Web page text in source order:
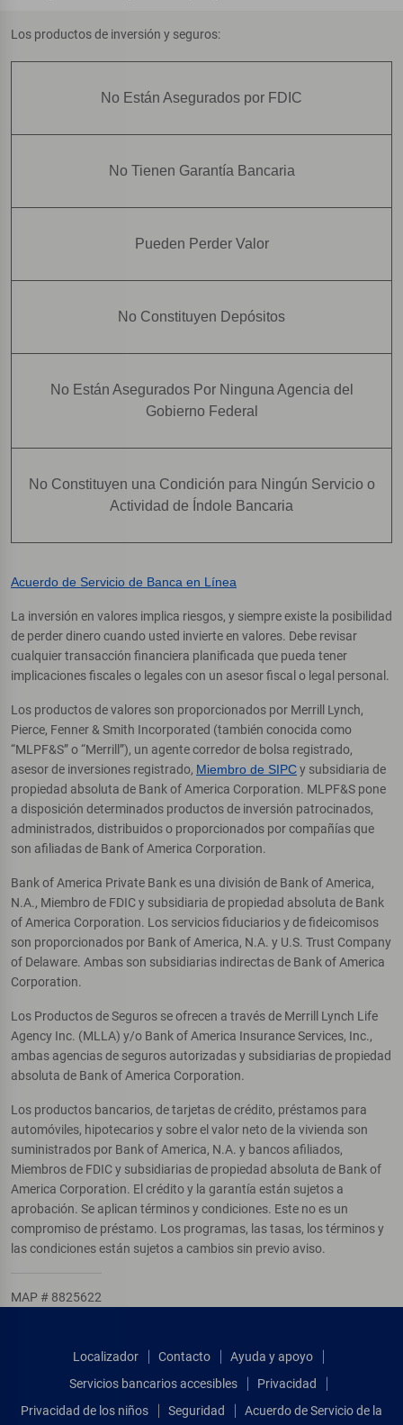
Los productos de inversión y seguros:
No Están Asegurados por FDIC
No Tienen Garantía Bancaria
Pueden Perder Valor
No Constituyen Depósitos
No Están Asegurados Por Ninguna Agencia del
Gobierno Federal
No Constituyen una Condición para Ningún Servicio o
Actividad de Índole Bancaria
Acuerdo de Servicio de Banca en Línea
La inversión en valores implica riesgos, y siempre existe la posibilidad
de perder dinero cuando usted invierte en valores. Debe revisar
cualquier transacción financiera planificada que pueda tener
implicaciones fiscales o legales con un asesor fiscal o legal personal.
Los productos de valores son proporcionados por Merrill Lynch,
Pierce, Fenner & Smith Incorporated (también conocida como
“MLPF&S” o “Merrill”), un agente corredor de bolsa registrado,
asesor de inversiones registrado, Miembro de SIPCy subsidiaria de
propiedad absoluta de Bank of America Corporation. MLPF&S pone
a disposición determinados productos de inversión patrocinados,
administrados, distribuidos o proporcionados por compañías que
son afiliadas de Bank of America Corporation.
Bank of America Private Bank es una división de Bank of America,
N.A., Miembro de FDIC y subsidiaria de propiedad absoluta de Bank
of America Corporation. Los servicios fiduciarios y de fideicomisos
son proporcionados por Bank of America, N.A. y U.S. Trust Company
of Delaware. Ambas son subsidiarias indirectas de Bank of America
Corporation.
Los Productos de Seguros se ofrecen a través de Merrill Lynch Life
Agency Inc. (MLLA) y/o Bank of America Insurance Services, Inc.,
ambas agencias de seguros autorizadas y subsidiarias de propiedad
absoluta de Bank of America Corporation.
Los productos bancarios, de tarjetas de crédito, préstamos para
automóviles, hipotecarios y sobre el valor neto de la vivienda son
suministrados por Bank of America, N.A. y bancos afiliados,
Miembros de FDIC y subsidiarias de propiedad absoluta de Bank of
America Corporation. El crédito y la garantía están sujetos a
aprobación. Se aplican términos y condiciones. Este no es un
compromiso de préstamo. Los programas, las tasas, los términos y
las condiciones están sujetos a cambios sin previo aviso.
MAP # 8825622
Localizador Contacto
Ayuda y apoyo
Servicios bancarios accesibles
Privacidad
Privacidad de los niños
Seguridad Acuerdo de Servicio de la